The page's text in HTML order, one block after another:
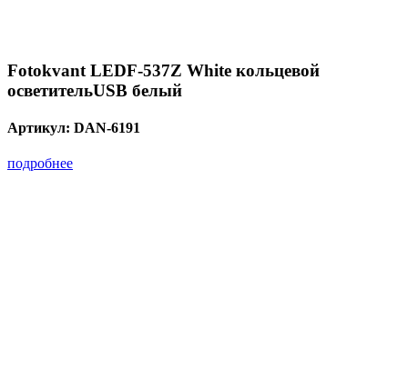
Fotokvant LEDF-537Z White кольцевой
осветительUSB белый
Артикул: DAN-6191
подробнее